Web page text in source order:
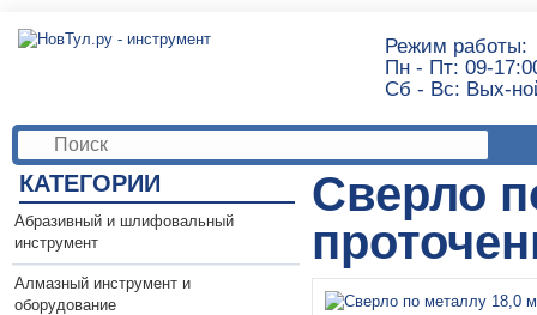
Режим работы:
Пн - Пт: 09-
Сб - Вс: Вых-
КАТЕГОРИИ
Абразивный и шлифовальный
инструмент
Алмазный инструмент и
оборудование
Сверло